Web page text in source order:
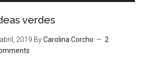
verdes
2019 ByCarolina Corcho
2